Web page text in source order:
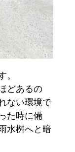
どあるの
ない環境で
た時に備
水桝へと暗